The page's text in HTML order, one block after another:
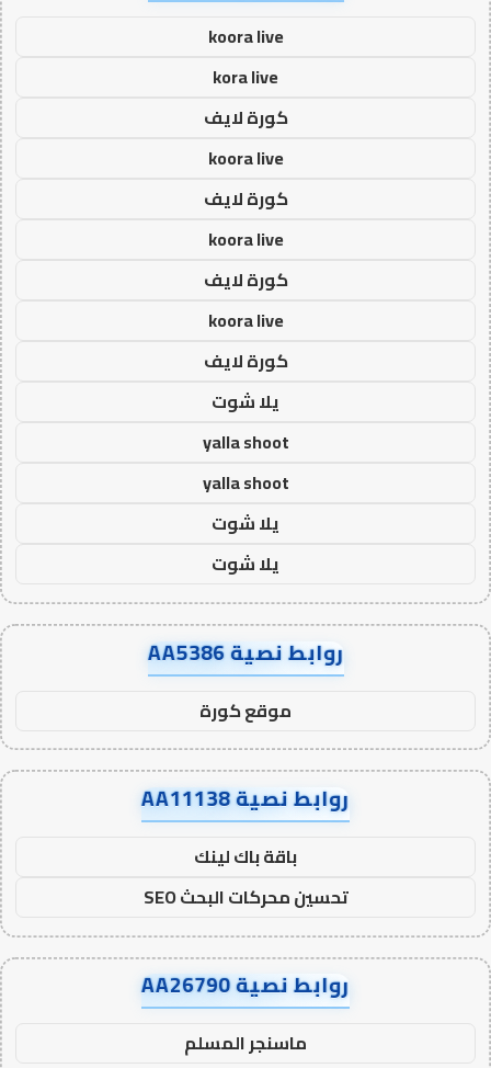
koora live
kora live
كورة لايف
koora live
كورة لايف
koora live
كورة لايف
koora live
كورة لايف
يلا شوت
yalla shoot
yalla shoot
يلا شوت
يلا شوت
روابط نصية AA5386
موقع كورة
روابط نصية AA11138
باقة باك لينك
تحسين محركات البحث SEO
روابط نصية AA26790
ماسنجر المسلم